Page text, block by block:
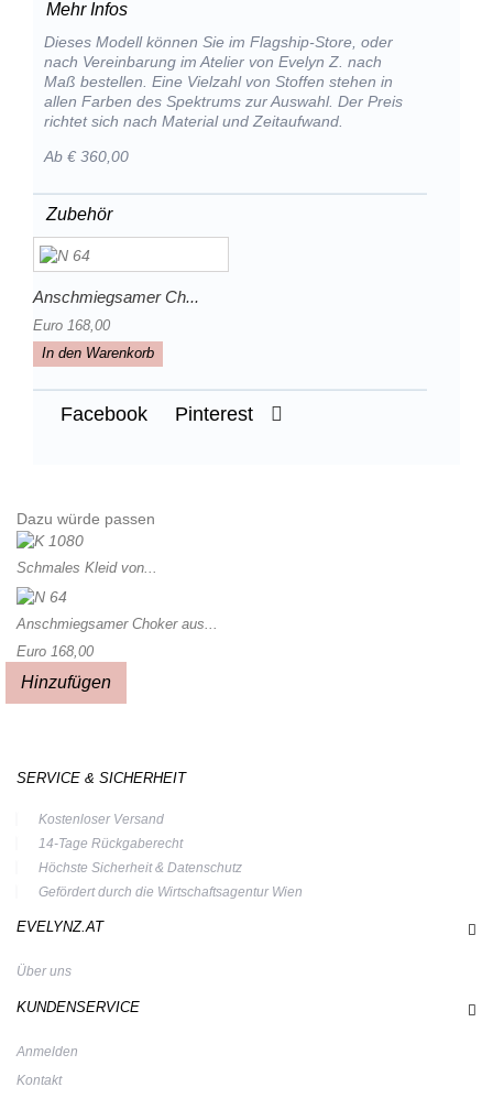
Mehr Infos
Dieses Modell können Sie im Flagship-Store, oder
nach Vereinbarung im Atelier von Evelyn Z. nach
Maß bestellen. Eine Vielzahl von Stoffen stehen in
allen Farben des Spektrums zur Auswahl. Der Preis
richtet sich nach Material und Zeitaufwand.
Ab € 360,00
Zubehör
Anschmiegsamer Ch...
Euro 168,00
In den Warenkorb
Facebook Pinterest
Dazu würde passen
Schmales Kleid von...
Anschmiegsamer Choker aus...
Euro 168,00
Hinzufügen
SERVICE & SICHERHEIT
Kostenloser Versand
14-Tage Rückgaberecht
Höchste Sicherheit & Datenschutz
Gefördert durch die Wirtschaftsagentur Wien
EVELYNZ.AT
Über uns
KUNDENSERVICE
Anmelden
Kontakt